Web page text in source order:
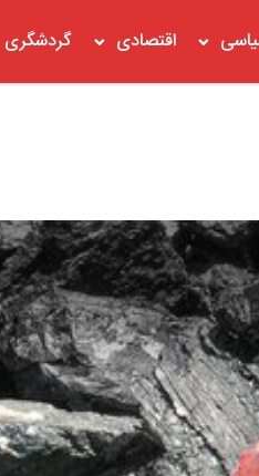
اقتصادی گردشگری